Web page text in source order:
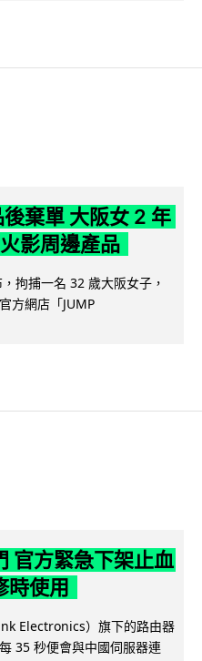
棄單 大阪女 2 年
影周邊產品
拘捕一名 32 歲大阪女子，
方網店「JUMP
官方緊急下架止血
時使用
Electronics）旗下的路由器
35 秒便會與中國伺服器連